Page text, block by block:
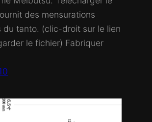
des mensurations
du tanto. (clic-droit sur le lien
le fichier) Fabriquer